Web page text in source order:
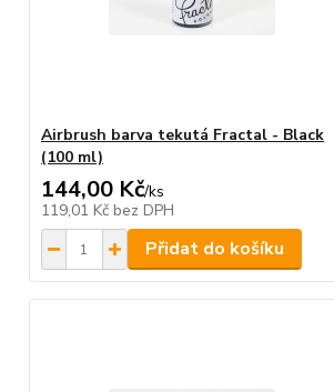
Airbrush barva tekutá Fractal - Black
(100 ml)
144,00 Kč/ks
119,01 Kč bez DPH
Přidat do košíku